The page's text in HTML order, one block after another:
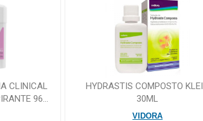
CLINICAL
96H
HYDRASTIS COMPOSTO
30ML
VIDORA